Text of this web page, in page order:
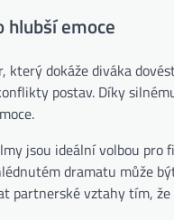
hlubší emoce
který dokáže diváka
postav. Díky
jsou ideální volbou pro
dramatu může
partnerské vztahy tím,